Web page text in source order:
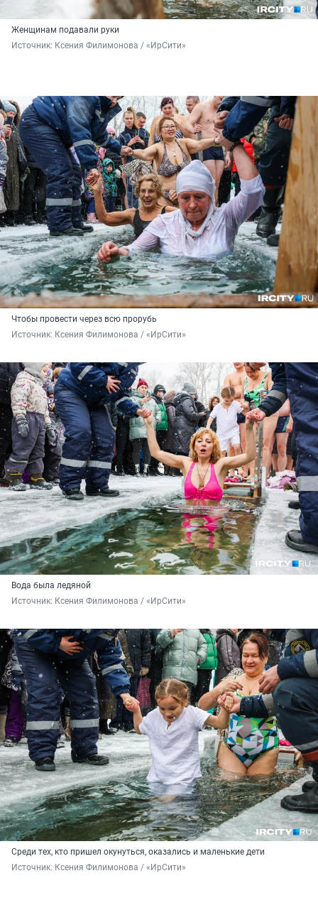
Женщинам подавали руки
Источник: Ксения Филимонова / «ИрСити»
Чтобы провести через всю прорубь
Источник: Ксения Филимонова / «ИрСити»
Вода была ледяной
Источник: Ксения Филимонова / «ИрСити»
Среди тех, кто пришел окунуться, оказались и маленькие дети
Источник: Ксения Филимонова / «ИрСити»